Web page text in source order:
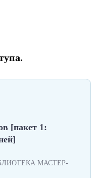
[пакет 1:
МАСТЕР-